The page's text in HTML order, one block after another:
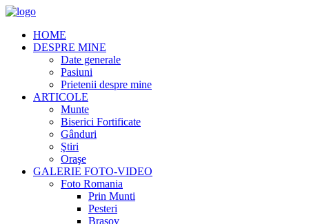
HOME
DESPRE MINE
Date generale
Pasiuni
Prietenii despre mine
ARTICOLE
Munte
Biserici Fortificate
Gânduri
Ştiri
Oraşe
GALERIE FOTO-VIDEO
Foto Romania
Prin Munti
Pesteri
Brasov